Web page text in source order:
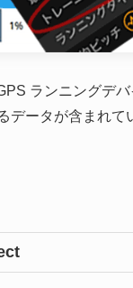
ランニングデ
データが含まれて